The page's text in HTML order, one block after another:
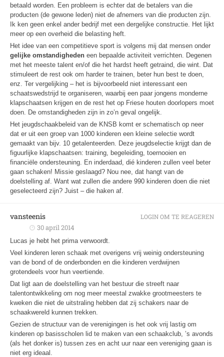
betaald worden. Een probleem is echter dat de betalers van die
producten (de gewone leden) niet de afnemers van die producten zijn.
Ik ken geen enkel ander bedrijf met een dergelijke constructie. Het lijkt
meer op een overheid die belasting heft.
Het idee van een competitieve sport is volgens mij dat mensen onder
gelijke omstandigheden een bepaalde activiteit verrichten. Degenen
met het meeste talent en/of die het hardst heeft getraind, die wint. Dat
stimuleert de rest ook om harder te trainen, beter hun best te doen,
enz. Ter vergelijking – het is bijvoorbeeld niet interessant een
schaatswedstrijd te organiseren, waarbij een paar jongens monderne
klapschaatsen krijgen en de rest het op Friese houten doorlopers moet
doen. De omstandigheden zijn in zo’n geval ongelijk.
Het jeugdschaakbeleid van de KNSB komt er schematisch op neer
dat er uit een groep van 1000 kinderen een kleine selectie wordt
gemaakt van bijv. 10 getalenteerden. Deze jeugdselectie krijgt dan de
figuurlijke klapschaatsen: training, begeleiding, toernooien en
financiële ondersteuning. En inderdaad, dié kinderen zullen veel beter
gaan schaken! Missie geslaagd? Nou nee, dat hangt van de
doelstelling af. Want wat zullen die andere 990 kinderen doen die niet
geselecteerd zijn? Juist – die haken af.
vansteenis
30 april 2014
Lucas je hebt het prima verwoordt.
Veel kinderen leren schaak met overigens vrij weinig ondersteuning
van de bond of de onderbonden en die kinderen verdwijnen
grotendeels voor hun veertiende.
Dat ligt aan de doelstelling van het bestuur die streeft naar
talentontwikkeling om nog meer meestal zwakke grootmeesters te
kweken die niet de uitstraling hebben dat zij schakers naar de
schaakwereld kunnen trekken.
Gezien de structuur van de verenigingen is het ook vrij lastig om
kinderen op basisscholen lid te maken van een schaakclub, ’s avonds
(als het donker is) tussen zes en acht uur naar een vereniging gaan is
niet erg ideaal.
LOGIN OM TE REAGEREN